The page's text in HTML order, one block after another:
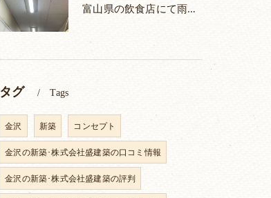
富山県の飲食店にて雨漏り修理を行いました。
タグ Tags
金沢 新築 コンセプト
金沢の新築･株式会社盛建築の口コミ情報
金沢の新築･株式会社盛建築の評判